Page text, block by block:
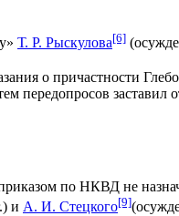
Т. Р. Рыскулова[6]
о причастности
передопросов заставил
по НКВД не
и А. И. Стецкого[9]